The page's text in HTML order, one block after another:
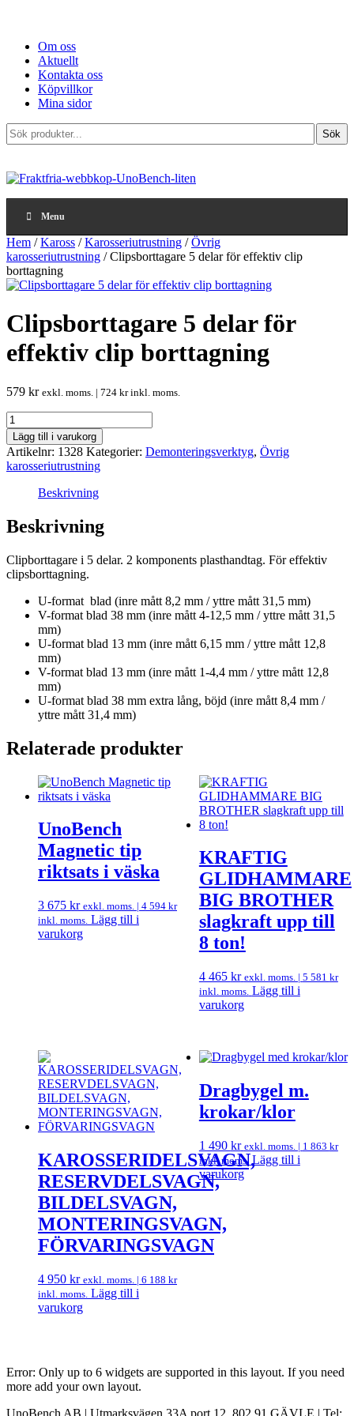
Om oss
Aktuellt
Kontakta oss
Köpvillkor
Mina sidor
Sök
produkter...
Sök
Menu
Hem /Kaross /Karosseriutrustning /Övrig
karosseriutrustning / Clipsborttagare 5 delar för effektiv clip
borttagning
Clipsborttagare 5 delar för
effektiv clip borttagning
579 kr exkl. moms. | 724 krinkl. moms.
Clipsborttagare
5
delar
för
effektiv
borttagning
mängd
Lägg till i varukorg
Artikelnr: 1328 Kategorier: Demonteringsverktyg, Övrig
karosseriutrustning
Beskrivning
Beskrivning
Clipborttagare i 5 delar. 2 komponents plasthandtag. För effektiv
clipsborttagning.
U-format blad (inre mått 8,2 mm / yttre mått 31,5 mm)
V-format blad 38 mm (inre mått 4-12,5 mm / yttre mått 31,5
mm)
U-format blad 13 mm (inre mått 6,15 mm / yttre mått 12,8
mm)
V-format blad 13 mm (inre mått 1-4,4 mm / yttre mått 12,8
mm)
U-format blad 38 mm extra lång, böjd (inre mått 8,4 mm /
yttre mått 31,4 mm)
Relaterade produkter
UnoBench
Magnetic tip
riktsats i väska
3 675 kr exkl. moms. | 4 594 kr
inkl. moms. Lägg till i
varukorg
KRAFTIG
GLIDHAMMARE
BIG BROTHER
slagkraft upp till
8 ton!
4 465 kr exkl. moms. | 5 581 kr
inkl. moms. Lägg till i
varukorg
KAROSSERIDELSVAGN,
RESERVDELSVAGN,
BILDELSVAGN,
MONTERINGSVAGN,
FÖRVARINGSVAGN
4 950 kr exkl. moms. | 6 188 kr
inkl. moms. Lägg till i
varukorg
Dragbygel m.
krokar/klor
1 490 kr exkl. moms. | 1 863 kr
inkl. moms. Lägg till i
varukorg
Error: Only up to 6 widgets are supported in this layout. If you need
more add your own layout.
UnoBench AB | Utmarksvägen 33A port 12, 802 91 GÄVLE | Tel: